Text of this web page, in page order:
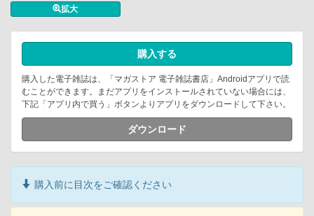
拡大
購入する
購入した電子雑誌は、「マガストア 電子雑誌書店」Androidアプリで読
むことができます。まだアプリをインストールされていない場合には、
下記「アプリ内で買う」ボタンよりアプリをダウンロードして下さい。
ダウンロード
購入前に目次をご確認ください